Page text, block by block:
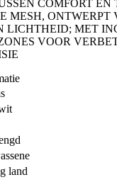
COMFORT EN
MESH, ONTWERPT
LICHTHEID; MET
VOOR
land